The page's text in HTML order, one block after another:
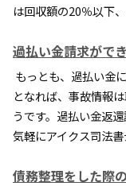
は回収額の20％以下
過払い金請求がで
もっとも、過払い金
となれば、事故情報
うです。過払い金返
気軽にアイクス司法
債務整理をした際